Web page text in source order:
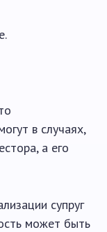
в случаях,
а его
супруг
может быть